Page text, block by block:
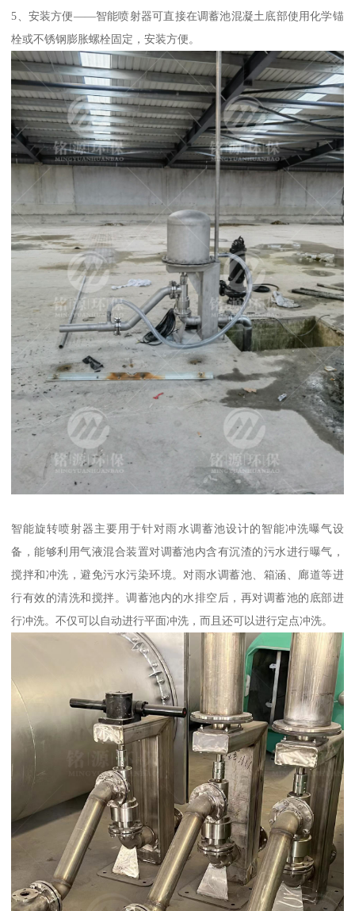
5、安装方便——智能喷射器可直接在调蓄池混凝土底部使用化学锚
栓或不锈钢膨胀螺栓固定，安装方便。
智能旋转喷射器主要用于针对雨水调蓄池设计的智能冲洗曝气设
备，能够利用气液混合装置对调蓄池内含有沉渣的污水进行曝气，
搅拌和冲洗，避免污水污染环境。对雨水调蓄池、箱涵、廊道等进
行有效的清洗和搅拌。调蓄池内的水排空后，再对调蓄池的底部进
行冲洗。不仅可以自动进行平面冲洗，而且还可以进行定点冲洗。